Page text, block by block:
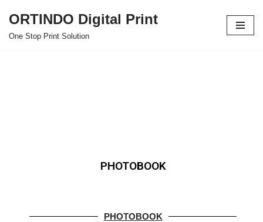
Skip
ORTINDO Digital Print
One Stop Print Solution
PHOTOBOOK
PHOTOBOOK